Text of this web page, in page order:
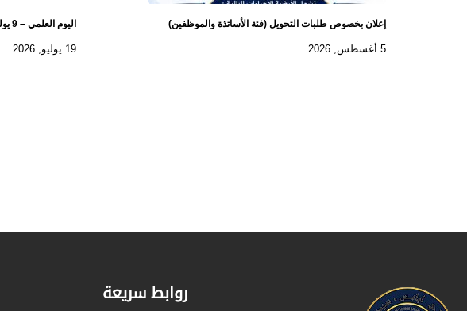
إعلان بخصوص طلبات التحويل (فئة الأساتذة والموظفين)
5 أغسطس, 2026
اليوم العلمي – 9 يوليو 2026 / الكتيب.
19 يوليو, 2026
روابط سريعة